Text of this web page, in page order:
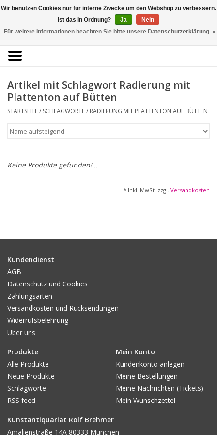
0 Artikel - €0,00
Kunstantiquariat
Rolf Brehmer
Portal für Grafik aus 5
Fotografie
Varia & Rara
Kunst-Doku
Artikel mit Schlagwort Radierung mit
Plattenton auf Bütten
STARTSEITE/ SCHLAGWORTE/ RADIERUNG MIT PLATTENTON AUF BÜTTEN
Keine Produkte gefunden!...
* Inkl. MwSt. zzgl. Versandkosten
Kundendienst
AGB
Datenschutz und Cookies
Zahlungsarten
Versandkosten und Rücksendungen
Widerrufsbelehrung
Über uns
Produkte
Alle Produkte
Neue Produkte
Schlagworte
RSS feed
Mein Konto
Kundenkonto anlegen
Meine Bestellungen
Meine Nachrichten (Tickets)
Mein Wunschzettel
Kunstantiquariat Rolf Brehmer
Amalienstraße 14A 80333 München
Wir benutzen Cookies nur für interne Zwecke um den Webshop zu verbessern.
Ist das in Ordnung?
Ja
Nein
Für weitere Informationen beachten Sie bitte unsere Datenschutzerklärung. »